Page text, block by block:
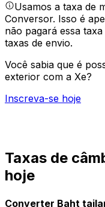
Usamos a taxa de
Conversor. Isso é
não pagará essa
taxas de envio.
Você sabia que é
exterior com a Xe?
Inscreva-se hoje
Taxas de
hoje
Converter Baht